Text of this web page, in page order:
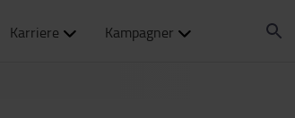
Karriere Kampagner